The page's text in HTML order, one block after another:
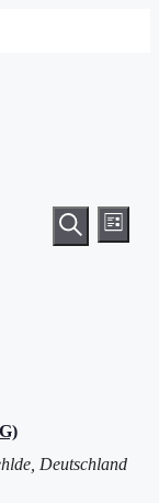
Suche
Suche
Liste
Deutschland